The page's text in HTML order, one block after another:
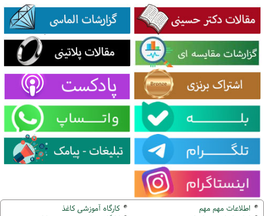
اطلاعات مهم مهم
کارگاه آموزشی کاغذ